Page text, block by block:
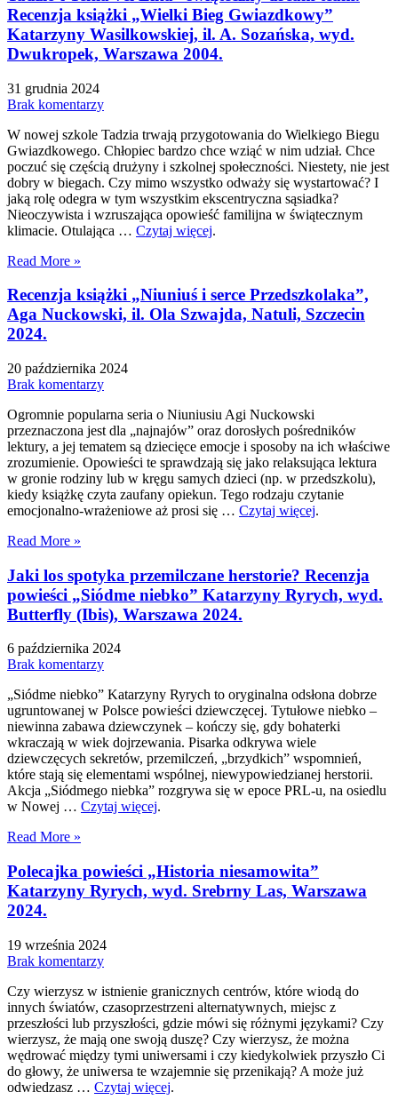
Recenzja książki „Wielki Bieg Gwiazdkowy”
Katarzyny Wasilkowskiej, il. A. Sozańska, wyd.
Dwukropek, Warszawa 2004.
31 grudnia 2024
Brak komentarzy
W nowej szkole Tadzia trwają przygotowania do Wielkiego Biegu
Gwiazdkowego. Chłopiec bardzo chce wziąć w nim udział. Chce
poczuć się częścią drużyny i szkolnej społeczności. Niestety, nie jest
dobry w biegach. Czy mimo wszystko odważy się wystartować? I
jaką rolę odegra w tym wszystkim ekscentryczna sąsiadka?
Nieoczywista i wzruszająca opowieść familijna w świątecznym
klimacie. Otulająca … Czytaj więcej.
Read More »
Recenzja książki „Niuniuś i serce Przedszkolaka”,
Aga Nuckowski, il. Ola Szwajda, Natuli, Szczecin
2024.
20 października 2024
Brak komentarzy
Ogromnie popularna seria o Niuniusiu Agi Nuckowski
przeznaczona jest dla „najnajów” oraz dorosłych pośredników
lektury, a jej tematem są dziecięce emocje i sposoby na ich właściwe
zrozumienie. Opowieści te sprawdzają się jako relaksująca lektura
w gronie rodziny lub w kręgu samych dzieci (np. w przedszkolu),
kiedy książkę czyta zaufany opiekun. Tego rodzaju czytanie
emocjonalno-wrażeniowe aż prosi się … Czytaj więcej.
Read More »
Jaki los spotyka przemilczane herstorie? Recenzja
powieści „Siódme niebko” Katarzyny Ryrych, wyd.
Butterfly (Ibis), Warszawa 2024.
6 października 2024
Brak komentarzy
„Siódme niebko” Katarzyny Ryrych to oryginalna odsłona dobrze
ugruntowanej w Polsce powieści dziewczęcej. Tytułowe niebko –
niewinna zabawa dziewczynek – kończy się, gdy bohaterki
wkraczają w wiek dojrzewania. Pisarka odkrywa wiele
dziewczęcych sekretów, przemilczeń, „brzydkich” wspomnień,
które stają się elementami wspólnej, niewypowiedzianej herstorii.
Akcja „Siódmego niebka” rozgrywa się w epoce PRL-u, na osiedlu
w Nowej … Czytaj więcej.
Read More »
Polecajka powieści „Historia niesamowita”
Katarzyny Ryrych, wyd. Srebrny Las, Warszawa
2024.
19 września 2024
Brak komentarzy
Czy wierzysz w istnienie granicznych centrów, które wiodą do
innych światów, czasoprzestrzeni alternatywnych, miejsc z
przeszłości lub przyszłości, gdzie mówi się różnymi językami? Czy
wierzysz, że mają one swoją duszę? Czy wierzysz, że można
wędrować między tymi uniwersami i czy kiedykolwiek przyszło Ci
do głowy, że uniwersa te wzajemnie się przenikają? A może już
odwiedzasz … Czytaj więcej.